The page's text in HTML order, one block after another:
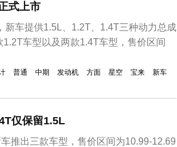
式上市
车提供1.5L、1.2T、1.4T三种动力总成
车型以及两款1.4T车型，售价区间
普通 中期 发动机 方面 星空 宝来
新车
仅保留1.5L
推出三款车型，售价区间为10.99-12.69